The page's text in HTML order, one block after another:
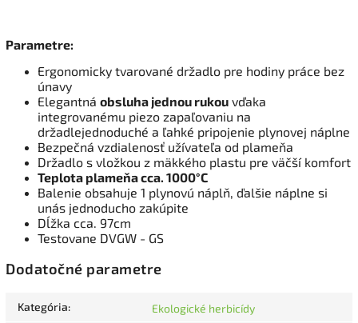
Parametre:
Ergonomicky tvarované držadlo pre hodiny práce bez
únavy
Elegantná obsluha jednou rukou vďaka
integrovanému piezo zapaľovaniu na
držadlejednoduché a ľahké pripojenie plynovej náplne
Bezpečná vzdialenosť užívateľa od plameňa
Držadlo s vložkou z mäkkého plastu pre väčší komfort
Teplota plameňa cca. 1000°C
Balenie obsahuje 1 plynovú náplň, ďalšie náplne si
unás jednoducho zakúpite
Dĺžka cca. 97cm
Testovane DVGW - GS
Dodatočné parametre
Kategória: Ekologické herbicídy